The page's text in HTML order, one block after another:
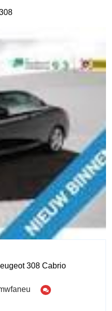
308 Cabrio